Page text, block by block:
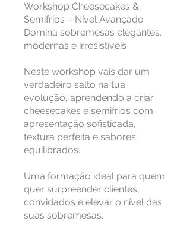
Workshop Cheesecakes &
Semifrios – Nível Avançado
Domina sobremesas elegantes,
modernas e irresistíveis
Neste workshop vais dar um
verdadeiro salto na tua
evolução, aprendendo a criar
cheesecakes e semifrios com
apresentação sofisticada,
textura perfeita e sabores
equilibrados.
Uma formação ideal para quem
quer surpreender clientes,
convidados e elevar o nível das
suas sobremesas.